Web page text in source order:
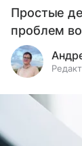
Простые
проблем